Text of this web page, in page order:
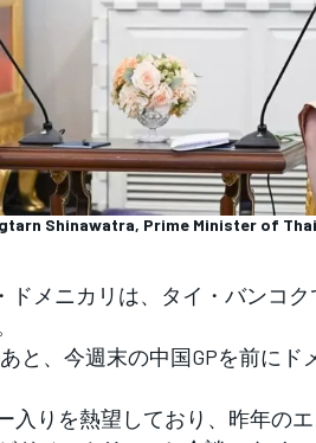
Shinawatra, Prime Minister of
ドメニカリは、タイ・バンコ
と、今週末の中国GPを前にド
入りを熱望しており、昨年の